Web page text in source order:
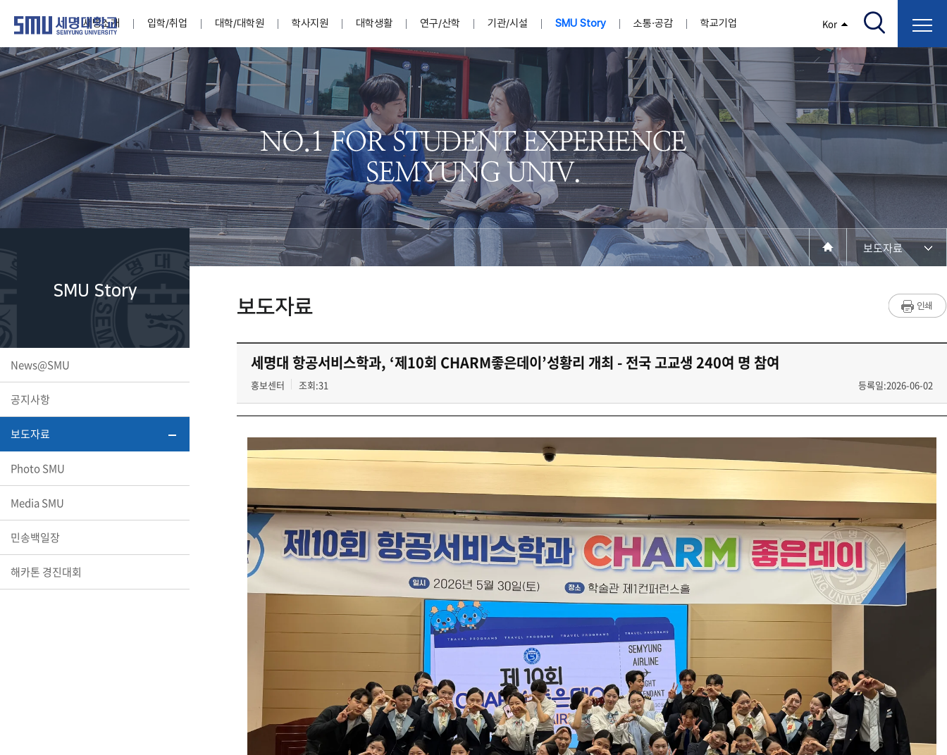
Kor
세명소개
세명소개
인재양성이 국가의 미래
세상을 밝게 비추는 인재양성
사이버투어 홍보브로슈어
학교법인
설립자발자취 이사장인사말 법인소개
자매회사 및 기관
이사회(개최, 회의록)
학교법인 임원과 친족관계에 있는 교직원 현황
열린총장실
인사말 역대총장
제8,9대 총장 이용걸
제6,7대 총장 김유성
제5대 총장 김광림
제4대 총장 염재선
건학이념 세명인재상 인재상과 5대핵심역량
대학소개
2020년대
2000년대
1990년대
상징물
심볼마크
전용색상
시그니처
세명 캐릭터
대학현황
교직원현황
시설현황
예결산공고(감사보고)
예산공고
결산공고
적립금운용현황 업무추진비 집행내역
등록금심의위원회 회의록
대학평의원회
대학평의원회
대학평의원회 회의록
기금운용심의회
기금운용심의회
기금운용심의회 회의록
세명2030+
기본방향 비전 및 전략설정과정 발전계획 체계
교양교육 체계도
전공 체계도 비교과 교육체계
캠퍼스안내
캠퍼스투어 오시는길 통학버스 안내
통학버스 운행안내
통학버스 출발장소
입학/취업
입학/취업
인재양성이 국가의 미래
세상을 밝게 비추는 인재양성
사이버투어 홍보브로슈어
대학
입학홈페이지 입학정보통합시스템(합격조회/고지서출력/납부조회)
대학원
일반ㆍ경영행정복지대학원 저널리즘대학원
International
Students
취·창업지원처
취·창업지원처 소개 학생종합경력시스템 세빈샵(온라인학생창업몰)
대학/대학원
대학/대학원
인재양성이 국가의 미래
세상을 밝게 비추는 인재양성
사이버투어 홍보브로슈어
대학
인문예술대학
미디어콘텐츠창작학과
외국어학부
아트앤산업디자인학과
실내디자인학과
시각·영상디자인학과
패션디자인학과
공연예술학과
영화웹툰애니메이션학과
미디어문화학부
사회과학대학
경찰학과
행정학과
법학과
부동산지적학과
소방방재학과
경영학과
회계세무금융학과
글로벌물류학과
호텔경영학과
관광경영학과
항공서비스학과
AI융합대학
AI컴퓨터학부
스마트IT학부
전기공학과
전자공학과
건축학과
건설환경공학과
환경에너지학과
전기전자공학과
재난안전학과
보건안전공학과
보건바이오대학
간호학과
작업치료학과
임상병리학과
바이오제약산업학부
바이오코스메틱학과
뷰티케어학과
바이오식품영양학부
동물보건학과
생활체육학과
반려동물산업학과
한의과대학 교양대학
연계전공
라이프복지상담학과
대학원
일반ㆍ경영행정복지대학원 저널리즘대학원
평생교육원
학사지원
학사지원
인재양성이 국가의 미래
세상을 밝게 비추는 인재양성
사이버투어 홍보브로슈어
학사공지
학사일정
학사정보
교직과정안내
교직교육 목적 및 교육목표
이수안내
교직과목 해설
신청서 다운로드
연계전공
연계전공안내
e-Book디자인ㆍ제작학
정밀의료인공지능융합학
화장품생명융합학
천연물소재융합학
AI융합전공
스마트이차전지시스템공학
센서반도체융합전공
수강신청
수강신청
동일과목전공인정
재수강
수강포기
계절학기
전자출결
강의건물 약자표시
유급
특별학점
국내대학 학점교류 전과ㆍ복수(부)전공
복수(부)전공
마이크로디그리 학·석사연계과정
학적변동(휴학·복학·제적·재입학)
휴학
복학
자퇴
제적
재입학
졸업(수료)
졸업
졸업연기
조기졸업
졸업논문
학년별 수료학점
학적부사항정정 교육과정 CHARM인증제
장학안내
장학제도 장학금신청ㆍ지급 장학캘린더 국가장학금·학자금대출
학칙규정
제ㆍ증명서발급
대학생활
대학생활
인재양성이 국가의 미래
세상을 밝게 비추는 인재양성
사이버투어 홍보브로슈어
대학생활 안내영상
학생지원
학생상담/심리 권익보호 사회봉사지원센터
센터 및 조직소개
규정집
주요업무
봉사단운영
장애학생지원센터
소개
지원서비스
장애학생도우미
찾아오시는길
학습역량강화
취업진로상담
학생증발급
학생활동
대학축제 학생자치기구
총학생회
학생커뮤니티 학생사회봉사 학생위원회
시설이용
편의점
학생식당
학생휴게실
서점
우편취급국
65번가
통학버스
통학증(월 정기권) 이용 안내 통학버스 편도(월, 금) 이용 안내
국제교류
국내외 교류현황 해외프로그램
교환학생
해외어학연수
국외인턴십
자기설계 해외배낭연수
병무행정
대학생 병무행정(군입영) 전역 후 복학 국외여행/유학 병무관련사이트
연구/산학
연구/산학
인재양성이 국가의 미래
세상을 밝게 비추는 인재양성
사이버투어 홍보브로슈어
산학협력단
산학협력단 소개 연구지원 지식재산권 부속기관 정보광장(자료실)
교내연구지원
교내학술연구비 지원 국제학술지 논문게재 지원
학술저서발간 지원
국제학술회의 참가경비 지원
학술대회 참가경비 지원 부설연구소 학술회의 개최 경비 지원
연구윤리
세명대학교 연구윤리 생명윤리위원회 동물실험윤리위원회
LINC+ 사업단
기관/시설
기관/시설
인재양성이 국가의 미래
세상을 밝게 비추는 인재양성
사이버투어 홍보브로슈어
기구조직표
특별기구
교육혁신·학생성공본부 대학혁신사업단 대학일자리플러스센터 인권센터
대학본부
교무연구처 기획실 학생처 사무처 입학관리본부 국제교류처
취ㆍ창업지원처
산학협력단
부속기관
학술정보원 평생교육원 편집방송국 학생생활관 보건진료소
예비군연대
공자학원
부설연구소
연구소 조직
학술·연구활동 실적
논문집 검색
연구소 조직
학술·연구활동 실적
구성원소개
연구 및 자료실
산학협력단 세명창업보육센터 지역협력센터
도심관광활성화센터
화장품·건강기능식품 임상시험센터(SMCTC)
ANCHOR사업단
제천시어린이·사회복지급식관리지원센터
단양군어린이급식관리지원센터
제천시농촌협약지원센터
제천시농촌활력플러스사업추진단
단양군농촌활성화지원센터
제천시탄소중립지원센터
부속병원
부속제천한방병원 부속충주한방병원
기타 교내기관
교수노동조합
SMU Story
SMU Story
인재양성이 국가의 미래
세상을 밝게 비추는 인재양성
사이버투어 홍보브로슈어
News@SMU
공지사항
일반공지 장학 및 학사안내 입찰공고 정보보호
채용공고
교원(강사,겸임교원포함)채용정보
행사안내
보도자료
Photo SMU
학생활동 캠퍼스풍경
온라인접수시스템
해카톤 경진대회
소통·공감
소통·공감
인재양성이 국가의 미래
세상을 밝게 비추는 인재양성
사이버투어 홍보브로슈어
소통·공감
공익신고
학교기업
학교기업
인재양성이 국가의 미래
세상을 밝게 비추는 인재양성
사이버투어 홍보브로슈어
학교기업
세명네이처
세네뜨리아
S:MU 스포츠 아카데
미
S:MU LifeLap 다이
S:MU FoodLap 또
SMU Story
News@SMU
공지사항
보도자료
Photo SMU
Media SMU
민송백일장
해카톤 경진대회
보도자료
입학/취업
대학/대학원
학사지원
대학생활
연구/산학
기관/시설
소통·공감
학교기업
홈페이지가이드
보도자료
세명대 항공서비스학과, ‘제10회 CHARM좋은데이’성황리 개최 - 전국 고교생 240여 명 참여
홍보센터 조회:31 등록일:2026-06-02